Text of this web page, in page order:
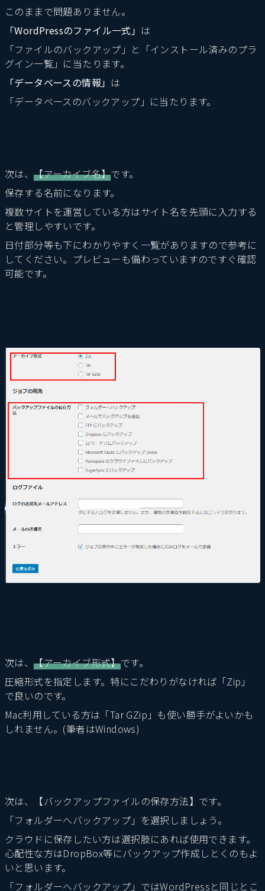
このままで問題ありません。
「WordPressのファイル一式」 は
「ファイルのバックアップ」と「インストール済みのプラ
グイン一覧」に当たります。
「データベースの情報」 は
「データベースのバックアップ」に当たります。
次は、【アーカイブ名】です。
保存する名前になります。
複数サイトを運営している方はサイト名を先頭に入力する
と管理しやすいです。
日付部分等も下にわかりやすく一覧がありますので参考に
してください。プレビューも備わっていますのですぐ確認
可能です。
次は、【アーカイブ形式】です。
圧縮形式を指定します。特にこだわりがなければ「Zip」
で良いのです。
Mac利用している方は「Tar GZip」も使い勝手がよいかも
しれません。(筆者はWindows)
次は、【バックアップファイルの保存方法】です。
「フォルダーへバックアップ」を選択しましょう。
クラウドに保存したい方は選択肢にあれば使用できます。
心配性な方はDropBox等にバックアップ作成しとくのもよ
いと思います。
「フォルダーへバックアップ」ではWordPressと同じとこ